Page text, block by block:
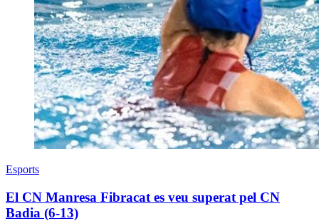
Esports
El CN Manresa Fibracat es veu superat pel CN
Badia (6-13)